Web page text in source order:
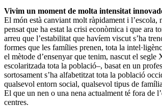
Vivim un moment de molta intensitat
El món està canviant molt ràpidament i
pensat que ha estat la crisi econòmica i que ara
arreu que l’estabilitat que havíem viscut s’ha
formes que les famílies prenen, tota la
el mètode d’ensenyar que tenim, nascut el
escolaritzada tota la població–, basat en un
sortosament s’ha alfabetitzat tota la població
qualsevol entorn social, qualsevol tipus de
El que un nen o una nena actualment té fora de
centres.